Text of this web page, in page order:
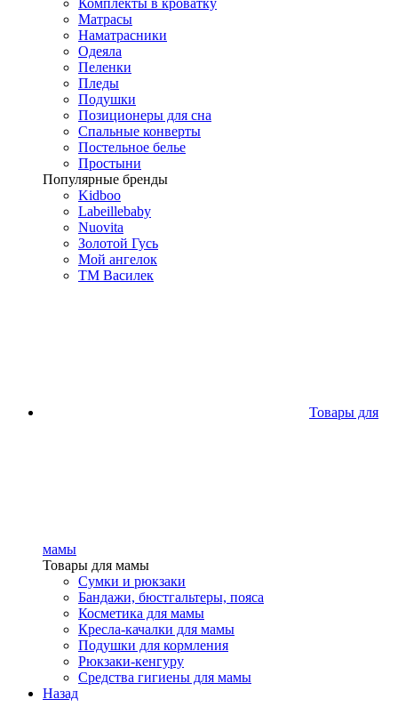
Комплекты в кроватку
Матрасы
Наматрасники
Одеяла
Пеленки
Пледы
Подушки
Позиционеры для сна
Спальные конверты
Постельное белье
Простыни
Популярные бренды
Kidboo
Labeillebaby
Nuovita
Золотой Гусь
Мой ангелок
ТМ Василек
Товары для
мамы
Товары для мамы
Сумки и рюкзаки
Бандажи, бюстгальтеры, пояса
Косметика для мамы
Кресла-качалки для мамы
Подушки для кормления
Рюкзаки-кенгуру
Средства гигиены для мамы
Назад